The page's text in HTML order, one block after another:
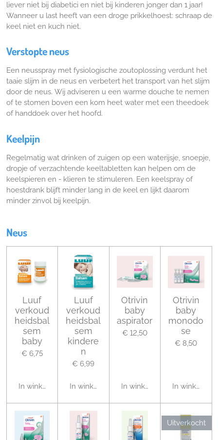
liever niet bij diabetici en niet bij kinderen jonger dan 1 jaar!
Wanneer u last heeft van een droge prikkelhoest: schraap de
keel niet en kuch niet.
Verstopte neus
Een neusspray met fysiologische zoutoplossing verdunt het
taaie slijm in de neus en verbetert het transport van het slijm
door de neus. Wij adviseren u een warme douche te nemen
of te stomen boven een kom heet water met een theedoek
of handdoek over het hoofd.
Keelpijn
Regelmatig wat drinken of zuigen op een waterijsje, snoepje,
dropje of verzachtende keeltabletten kan helpen om de
keelspieren en - klieren te stimuleren. Een keelspray of
hoestdrank blijft minder lang in de keel en lijkt daarom
minder zinvol bij keelpijn.
Neus
Luuf
verkoud
heidsbal
sem
baby
€ 6,75
In winkelwagen
Luuf
verkoud
heidsbal
sem
kindere
n
€ 6,99
In winkelwagen
Otrivin
baby
aspirator
€ 12,50
In winkelwagen
Otrivin
baby
monodo
se
€ 8,50
In
Uitverkocht